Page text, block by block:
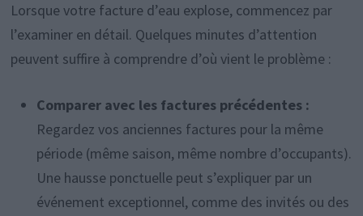
Lorsque votre facture d’eau explose, commencez par
l’examiner en détail. Quelques minutes d’attention
peuvent suffire à comprendre d’où vient le problème :
Comparer avec les factures précédentes :
Regardez vos anciennes factures pour la même
période (même saison, même nombre d’occupants).
Une hausse ponctuelle peut s’expliquer par un
événement exceptionnel, comme des invités ou des